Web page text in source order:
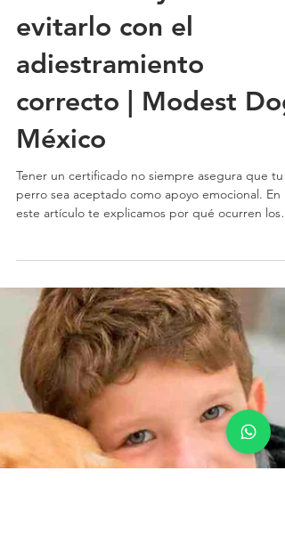
rechazar al tuyo
aunque tengas
certificado y cómo
evitarlo con el
correcto | Modest Dog
perro sea aceptado como apoyo emocional. En
este artículo te explicamos por qué ocurren los
rechazos y cómo un proceso profesional que
integra evaluación, certificación y educación
puede marcar la diferencia. En Modest Dog
México, el apoyo emocional es un
acompañamiento real pensado para una
integración funcional en tu día a día.